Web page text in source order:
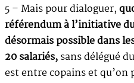
5 – Mais pour dialoguer,
référendum à l’initiative
désormais possible dans
20 salariés,sans délégué
est entre copains et